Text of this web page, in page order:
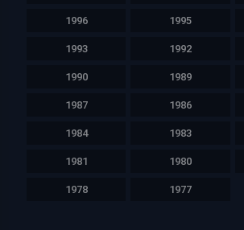
1996 1995
1993 1992
1990 1989
1987 1986
1984 1983
1981 1980
1978 1977